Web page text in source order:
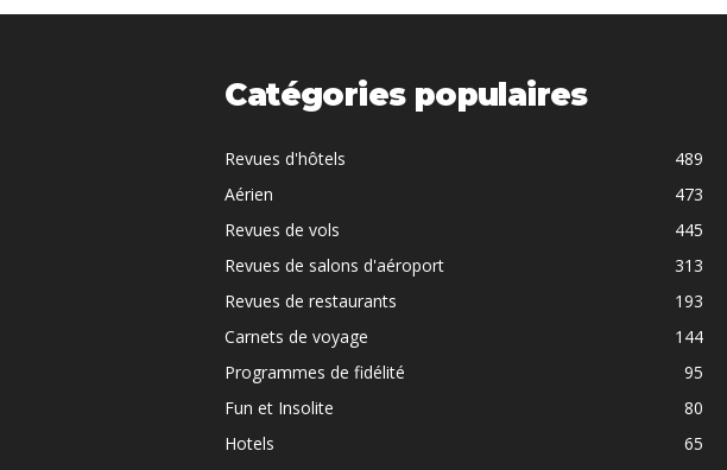
Catégories populaires
Revues d'hôtels
489
Aérien
473
Revues de vols
445
Revues de salons d'aéroport
313
Revues de restaurants
193
Carnets de voyage
144
Programmes de fidélité
95
Fun et Insolite
80
Hotels
65